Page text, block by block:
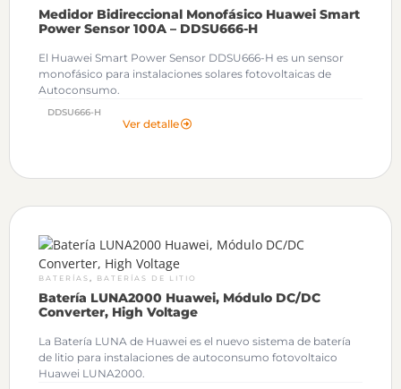
Medidor Bidireccional Monofásico Huawei Smart
Power Sensor 100A – DDSU666-H
El Huawei Smart Power Sensor DDSU666-H es un sensor
monofásico para instalaciones solares fotovoltaicas de
Autoconsumo.
DDSU666-H
Ver detalle
BATERÍAS BATERÍAS DE LITIO
Batería LUNA2000 Huawei, Módulo DC/DC
Converter, High Voltage
La Batería LUNA de Huawei es el nuevo sistema de batería
de litio para instalaciones de autoconsumo fotovoltaico
Huawei LUNA2000.